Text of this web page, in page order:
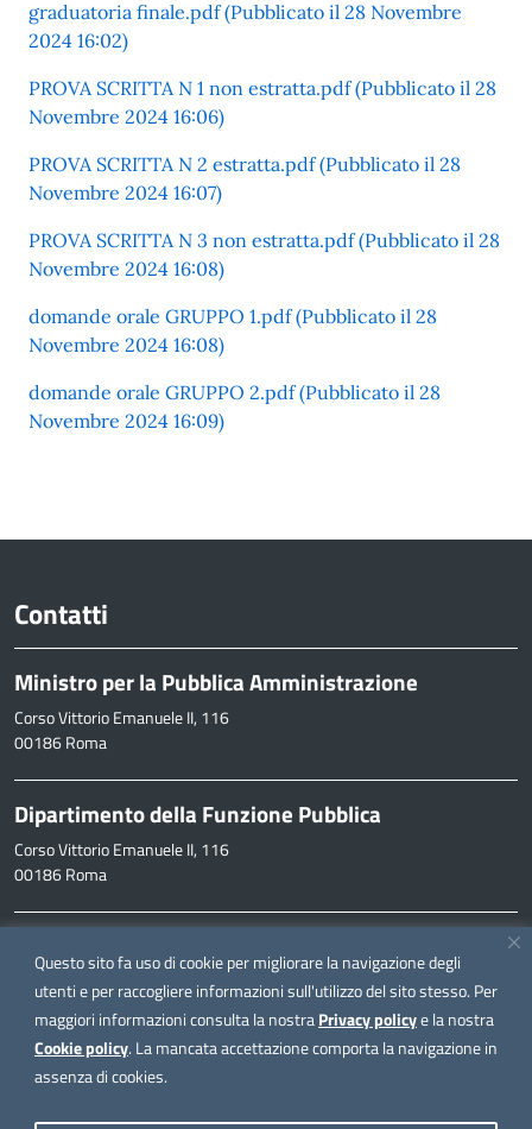
Questo sito fa uso di cookie per migliorare la navigazione degli
utenti e per raccogliere informazioni sull'utilizzo del sito stesso. Per
maggiori informazioni consulta la nostraPrivacy policye la nostra
Cookie policy. La mancata accettazione comporta la navigazione in
assenza di cookies.
graduatoria finale.pdf (Pubblicato il 28 Novembre
2024 16:02)
PROVA SCRITTA N 1 non estratta.pdf (Pubblicato il 28
Novembre 2024 16:06)
PROVA SCRITTA N 2 estratta.pdf (Pubblicato il 28
Novembre 2024 16:07)
PROVA SCRITTA N 3 non estratta.pdf (Pubblicato il 28
Novembre 2024 16:08)
domande orale GRUPPO 1.pdf (Pubblicato il 28
Novembre 2024 16:08)
domande orale GRUPPO 2.pdf (Pubblicato il 28
Novembre 2024 16:09)
Contatti
Ministro per la Pubblica Amministrazione
Corso Vittorio Emanuele II, 116
00186 Roma
Dipartimento della Funzione Pubblica
Corso Vittorio Emanuele II, 116
00186 Roma
inpa@funzionepubblica.it
FAQ
FAQ – Domande e risposte
Seguici su